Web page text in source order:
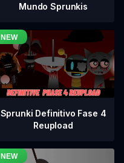
Mundo Sprunkis
Sprunki Definitivo Fase 4
Reupload